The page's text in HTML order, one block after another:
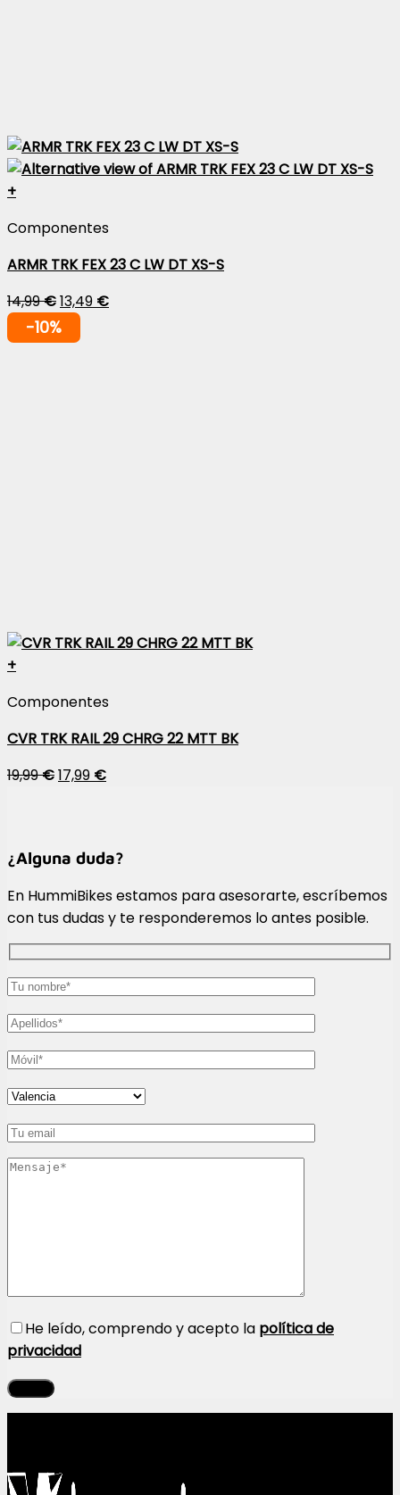
+
Componentes
ARMR TRK FEX 23 C LW DT XS-S
14,99€13,49 €
-10%
+
Componentes
CVR TRK RAIL 29 CHRG 22 MTT BK
19,99€17,99 €
¿Alguna duda?
En HummiBikes estamos para asesorarte, escríbemos
con tus dudas y te responderemos lo antes posible.
He leído, comprendo y acepto la política de
privacidad